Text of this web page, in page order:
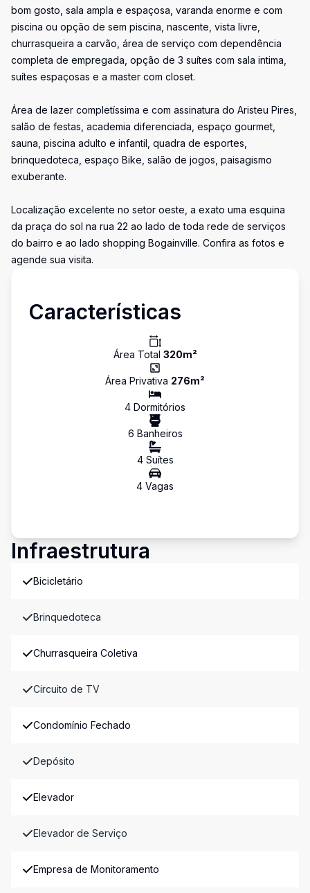
bom gosto, sala ampla e espaçosa, varanda enorme e com
piscina ou opção de sem piscina, nascente, vista livre,
churrasqueira a carvão, área de serviço com dependência
completa de empregada, opção de 3 suítes com sala intima,
suítes espaçosas e a master com closet.
Área de lazer completíssima e com assinatura do Aristeu Pires,
salão de festas, academia diferenciada, espaço gourmet,
sauna, piscina adulto e infantil, quadra de esportes,
brinquedoteca, espaço Bike, salão de jogos, paisagismo
exuberante.
Localização excelente no setor oeste, a exato uma esquina
da praça do sol na rua 22 ao lado de toda rede de serviços
do bairro e ao lado shopping Bogainville. Confira as fotos e
agende sua visita.
Características
Área Total 320m²
Área Privativa 276m²
4 Dormitórios
6 Banheiros
4Suítes
4 Vagas
Infraestrutura
Bicicletário
Brinquedoteca
Churrasqueira Coletiva
Circuito de TV
Condomínio Fechado
Depósito
Elevador
Elevador de Serviço
Empresa de Monitoramento